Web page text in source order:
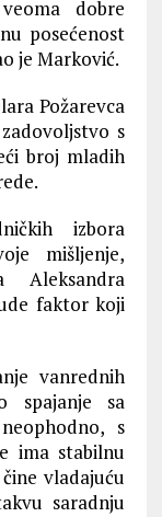
dobre
posećenost
je Marković.
Požarevca
s
broj mladih
izbora
mišljenje,
Aleksandra
faktor koji
vanrednih
spajanje sa
s
ima stabilnu
vladajuću
saradnju